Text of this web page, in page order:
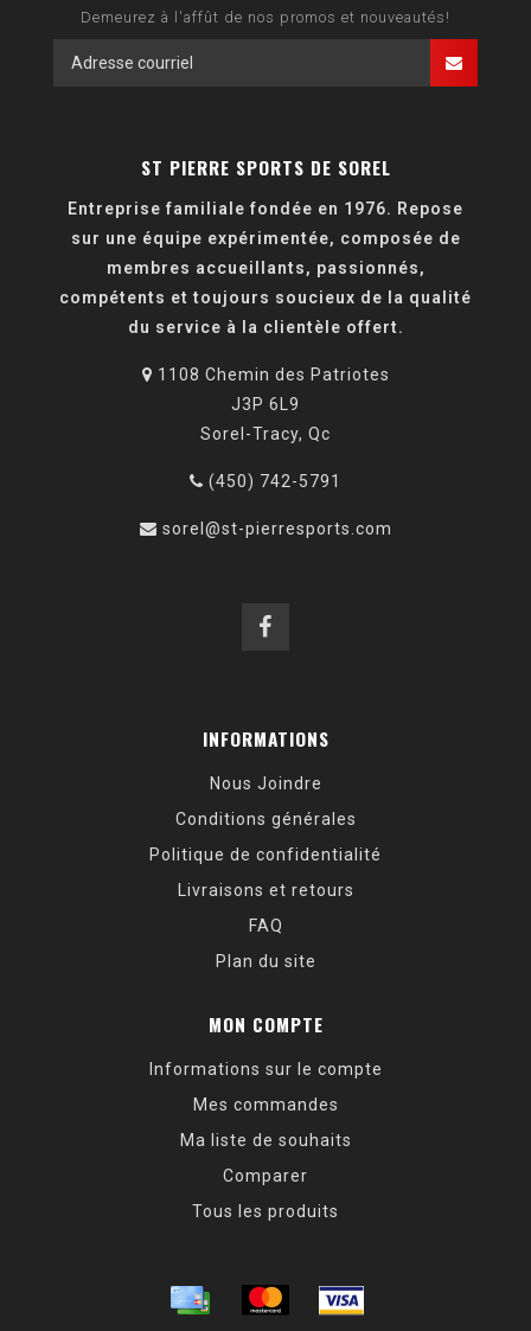
Demeurez à l'affût de nos promos et nouveautés!
ST PIERRE SPORTS DE SOREL
Entreprise familiale fondée en 1976. Repose
sur une équipe expérimentée, composée de
membres accueillants, passionnés,
compétents et toujours soucieux de la qualité
du service à la clientèle offert.
1108 Chemin des Patriotes
J3P 6L9
Sorel-Tracy, Qc
(450) 742-5791
sorel@st-pierresports.com
INFORMATIONS
Nous Joindre
Conditions générales
Politique de confidentialité
Livraisons et retours
FAQ
Plan du site
MON COMPTE
Informations sur le compte
Mes commandes
Ma liste de souhaits
Comparer
Tous les produits